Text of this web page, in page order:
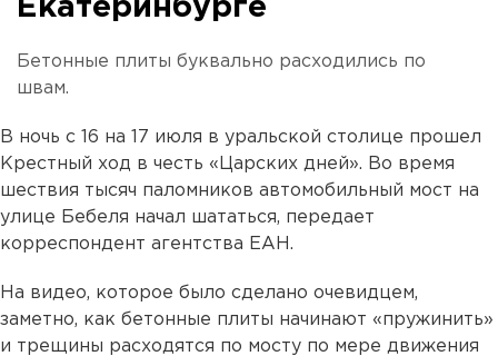
Екатеринбурге
Бетонные плиты буквально расходились по
швам.
В ночь с 16 на 17 июля в уральской столице прошел
Крестный ход в честь «Царских дней». Во время
шествия тысяч паломников автомобильный мост на
улице Бебеля начал шататься, передает
корреспондент агентства ЕАН.
На видео, которое было сделано очевидцем,
заметно, как бетонные плиты начинают «пружинить»
и трещины расходятся по мосту по мере движения